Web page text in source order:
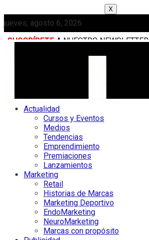
X
jueves, agosto 6, 2026
SUSCRÍBETE A NUESTRO NEWSLETTER
Actualidad
Cursos y Eventos
Medios
Tendencias
Emprendimiento
Premiaciones
Lanzamientos
Marketing
Retail
Historias de Marcas
Marketing Deportivo
EndoMarketing
NeuroMarketing
Marcas con propósito